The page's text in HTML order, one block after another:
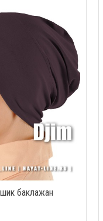
баклажан